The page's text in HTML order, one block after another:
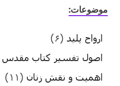
موضوعات:
ارواح پلید (۶)
اصول تفسیر کتاب مقدس
اهمیت و نقش زنان (۱۱)